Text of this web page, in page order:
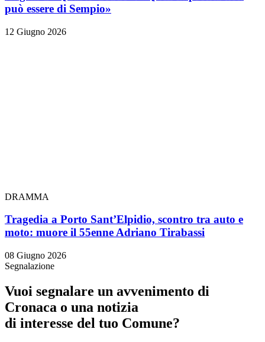
può essere di Sempio»
12 Giugno 2026
DRAMMA
Tragedia a Porto Sant’Elpidio, scontro tra auto e
moto: muore il 55enne Adriano Tirabassi
08 Giugno 2026
Segnalazione
Vuoi segnalare un avvenimento di
Cronaca o una notizia
di interesse del tuo Comune?